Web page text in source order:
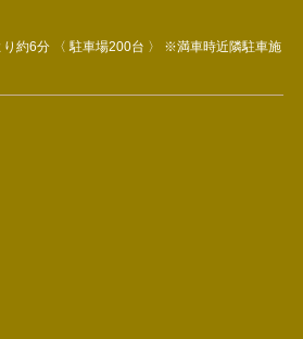
約6分 〈 駐車場200台 〉 ※満車時近隣駐車施